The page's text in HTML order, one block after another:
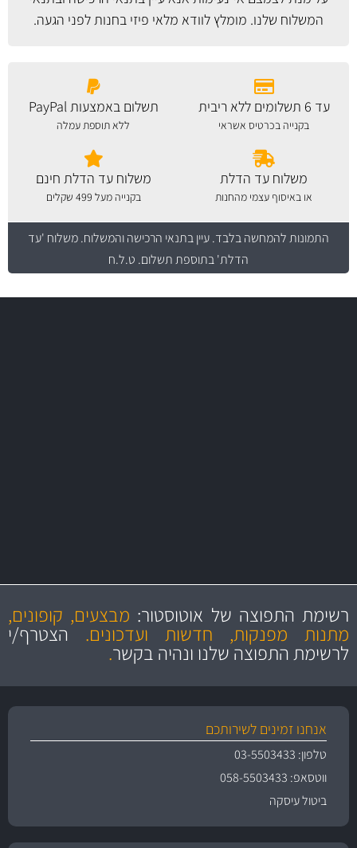
המשלוח שלנו. מומלץ לוודא מלאי פיזי בחנות לפני הגעה.
עד 6 תשלומים ללא ריבית
בקנייה בכרטיס אשראי
תשלום באמצעות PayPal
ללא תוספת עמלה
משלוח עד הדלת
או באיסוף עצמי מהחנות
משלוח עד הדלת חינם
בקנייה מעל 499 שקלים
התמונות להמחשה בלבד.עיין בתנאי הרכישה והמשלוח. משלוח 'עד
הדלת' בתוספת תשלום. ט.ל.ח
מקצועיות
ושירות מצויין
מחירים
הוגנים
והיצע מוצרים איכותירשימת התפוצה של אוטוסטור: מבצעים, קופונים,
מתנות מפנקות, חדשות ועדכונים.הצטרף/י
לרשימת התפוצה שלנו ונהיה בקשר.
אנחנו זמינים לשירותכם
טלפון: 03-5503433
ווטסאפ: 058-5503433
ביטול עיסקה